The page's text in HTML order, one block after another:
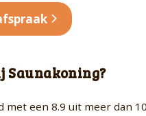
Saunakoning?
met een 8.9 uit meer dan